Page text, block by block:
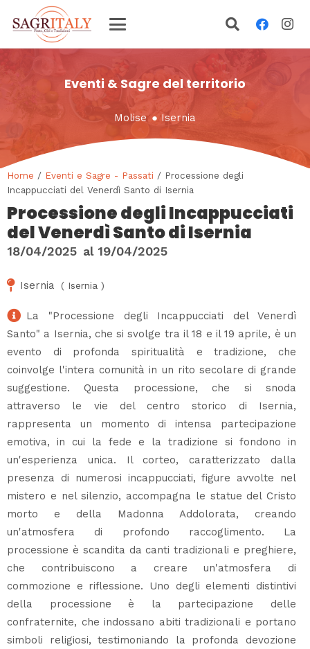
Eventi & Sagre del territorio
Molise ● Isernia
Home / Eventi e Sagre - Passati / Processione degli
Incappucciati del Venerdì Santo di Isernia
Processione degli Incappucciati
del Venerdì Santo di Isernia
18/04/2025 al 19/04/2025
Isernia ( Isernia )
La "Processione degli Incappucciati del Venerdì
Santo" a Isernia, che si svolge tra il 18 e il 19 aprile, è un
evento di profonda spiritualità e tradizione, che
coinvolge l'intera comunità in un rito secolare di grande
suggestione. Questa processione, che si snoda
attraverso le vie del centro storico di Isernia,
rappresenta un momento di intensa partecipazione
emotiva, in cui la fede e la tradizione si fondono in
un'esperienza unica. Il corteo, caratterizzato dalla
presenza di numerosi incappucciati, figure avvolte nel
mistero e nel silenzio, accompagna le statue del Cristo
morto e della Madonna Addolorata, creando
un'atmosfera di profondo raccoglimento. La
processione è scandita da canti tradizionali e preghiere,
che contribuiscono a creare un'atmosfera di
commozione e riflessione. Uno degli elementi distintivi
della processione è la partecipazione delle
confraternite, che indossano abiti tradizionali e portano
simboli religiosi, testimoniando la profonda devozione